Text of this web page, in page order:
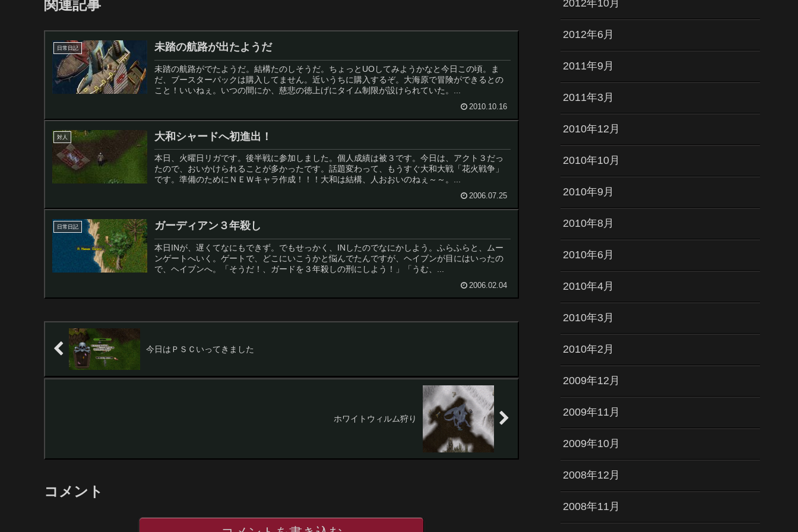
関連記事
日常日記 未踏の航路が出たようだ
未踏の航路がでたようだ。結構たのしそうだ。ちょっとUOしてみようかなと今日この頃。ま
だ、ブースターパックは購入してません。近いうちに購入するぞ。大海原で冒険ができるとの
こと！いいねぇ。いつの間にか、慈悲の徳上げにタイム制限が設けられていた。...
2010.10.16
対人 大和シャードへ初進出！
本日、火曜日リガです。後半戦に参加しました。個人成績は被３です。今日は、アクト３だっ
たので、おいかけられることが多かったです。話題変わって、もうすぐ大和大戦「花火戦争」
です。準備のためにＮＥＷキャラ作成！！！大和は結構、人おおいのねぇ～～。...
2006.07.25
日常日記 ガーディアン３年殺し
本日INが、遅くてなにもできず。でもせっかく、INしたのでなにかしよう。ふらふらと、ムー
ンゲートへいく。ゲートで、どこにいこうかと悩んでたんですが、ヘイブンが目にはいったの
で、ヘイブンへ。「そうだ！、ガードを３年殺しの刑にしよう！」「うむ、...
2006.02.04
今日はＰＳＣいってきました
ホワイトウィルム狩り
コメント
2012年10月
2012年6月
2011年9月
2011年3月
2010年12月
2010年10月
2010年9月
2010年8月
2010年6月
2010年4月
2010年3月
2010年2月
2009年12月
2009年11月
2009年10月
2008年12月
2008年11月